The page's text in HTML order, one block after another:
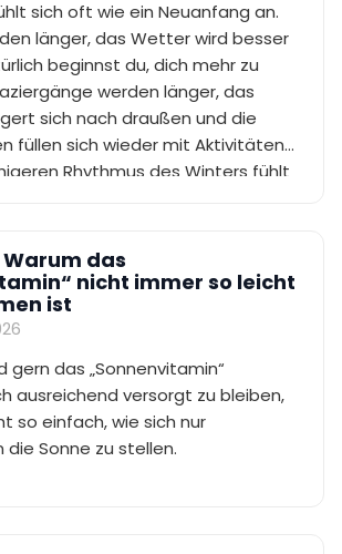
sich oft wie ein Neuanfang an.
länger, das Wetter wird besser
beginnst du, dich mehr zu
werden länger, das
sich nach draußen und die
füllen sich wieder mit Aktivitäten.
Rhythmus des Winters fühlt
das
nicht immer so leicht
ist
gern das „Sonnenvitamin“
ausreichend versorgt zu bleiben,
so einfach, wie sich nur
Sonne zu stellen.